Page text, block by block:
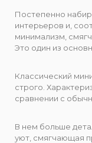
Постепенно
интерьеров и,
минимализм,
Это один из
Классический
строго.
сравнении с
В нем больше
уют, смягчающая